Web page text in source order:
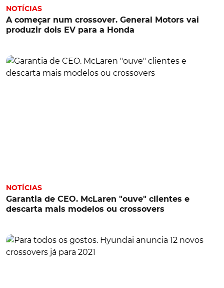
NOTÍCIAS
A começar num crossover. General Motors vai
produzir dois EV para a Honda
NOTÍCIAS
Garantia de CEO. McLaren "ouve" clientes e
descarta mais modelos ou crossovers